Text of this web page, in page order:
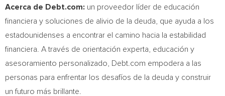
Acerca de Debt.com: un proveedor líder de educación
financiera y soluciones de alivio de la deuda, que ayuda a los
estadounidenses a encontrar el camino hacia la estabilidad
financiera. A través de orientación experta, educación y
asesoramiento personalizado, Debt.com empodera a las
personas para enfrentar los desafíos de la deuda y construir
un futuro más brillante.